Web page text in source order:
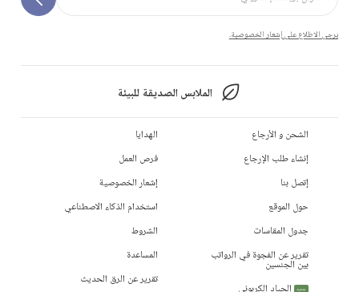
يرجى الاطلاع على إشعار الخصوصية.
الملابس الصديقة للبيئة
الشحن و الأرجاع
إنشاء طلب الإرجاع
إتصل بنا
حول الموقع
جدول المقاسات
تقرير عن الفجوة في الرواتب
بين الجنسين
جديد الحياد الكربوني
الهدايا
فرص العمل
إشعار الخصوصية
استخدام الذكاء الاصطناعي
الشروط
المساعدة
تقرير عن الرق الحديث